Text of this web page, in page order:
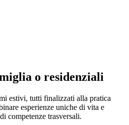
o residenziali
estivi, tutti finalizzati alla pratica
esperienze uniche di vita e
competenze trasversali.